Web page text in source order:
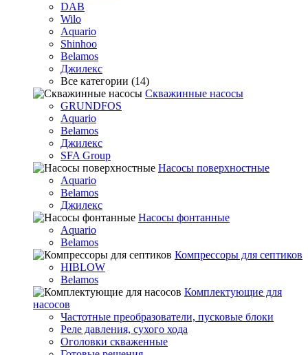
DAB
Wilo
Aquario
Shinhoo
Belamos
Джилекс
Все категории (14)
Скважинные насосы
GRUNDFOS
Aquario
Belamos
Джилекс
SFA Group
Насосы поверхностные
Aquario
Belamos
Джилекс
Насосы фонтанные
Aquario
Belamos
Компрессоры для септиков
HIBLOW
Belamos
Комплектующие для
насосов
Частотные преобразователи, пусковые блоки
Реле давления, сухого хода
Оголовки скваженные